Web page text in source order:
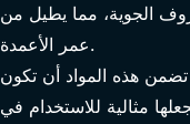
الجوية، مما يطيل من
عمر الأعمدة.
هذه المواد أن تكون
مثالية للاستخدام في